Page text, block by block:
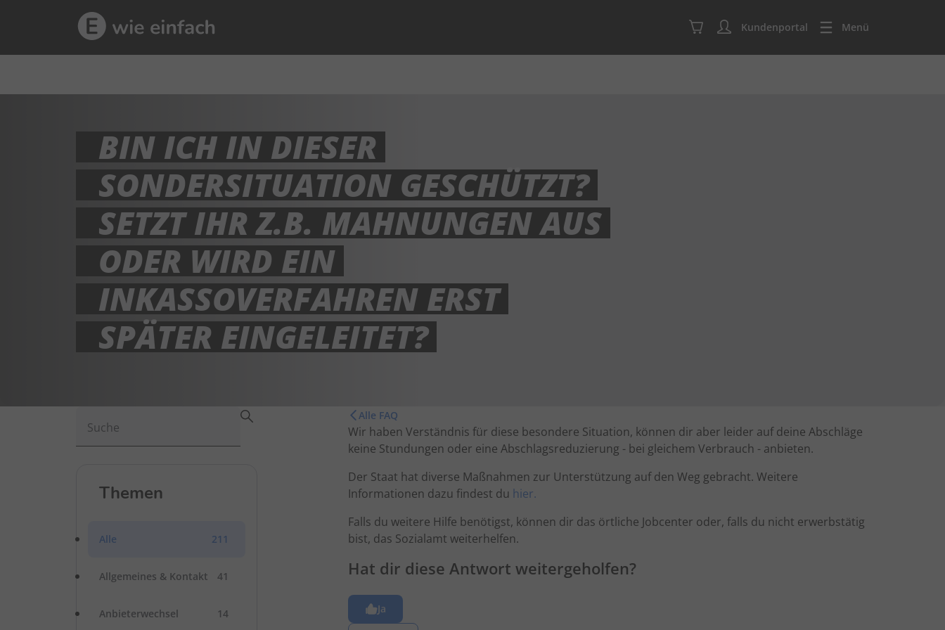
Kundenportal Menü
BIN ICH IN DIESER
SONDERSITUATION GESCHÜTZT?
SETZT IHR Z.B. MAHNUNGEN AUS
ODER WIRD EIN
INKASSOVERFAHREN ERST
SPÄTER EINGELEITET?
Suche
Themen
Alle 211
Allgemeines & Kontakt 41
Anbieterwechsel 14
Alle FAQ
Wir haben Verständnis für diese besondere Situation, können dir aber leider auf deine Abschläge
keine Stundungen oder eine Abschlagsreduzierung - bei gleichem Verbrauch - anbieten.
Der Staat hat diverse Maßnahmen zur Unterstützung auf den Weg gebracht. Weitere
Informationen dazu findest du hier.
Falls du weitere Hilfe benötigst, können dir das örtliche Jobcenter oder, falls du nicht erwerbstätig
bist, das Sozialamt weiterhelfen.
Hat dir diese Antwort weitergeholfen?
Ja